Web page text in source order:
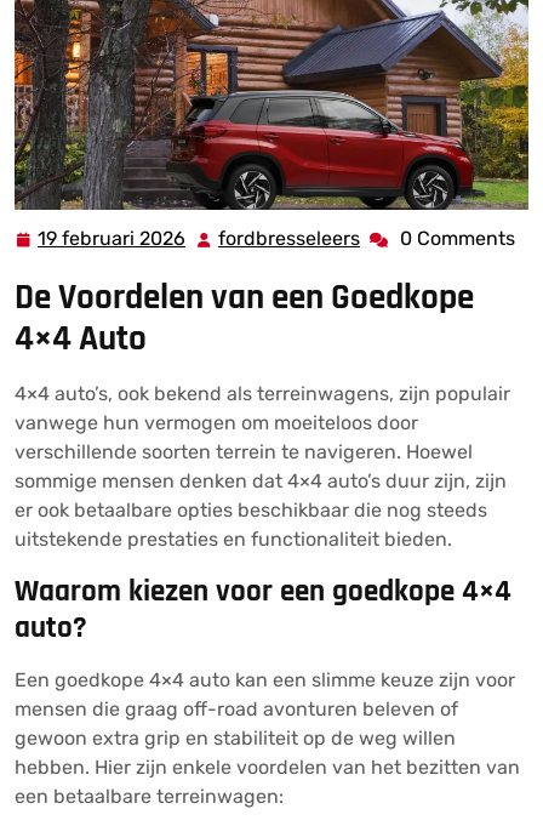
19 februari 2026 19
2026
fordbresseleers fordbresseleers
0 Comments
De Voordelen van een Goedkope
4×4 Auto
4×4 auto’s, ook bekend als terreinwagens, zijn populair
vanwege hun vermogen om moeiteloos door
verschillende soorten terrein te navigeren. Hoewel
sommige mensen denken dat 4×4 auto’s duur zijn, zijn
er ook betaalbare opties beschikbaar die nog steeds
uitstekende prestaties en functionaliteit bieden.
Waarom kiezen voor een goedkope 4×4
auto?
Een goedkope 4×4 auto kan een slimme keuze zijn voor
mensen die graag off-road avonturen beleven of
gewoon extra grip en stabiliteit op de weg willen
hebben. Hier zijn enkele voordelen van het bezitten van
een betaalbare terreinwagen: